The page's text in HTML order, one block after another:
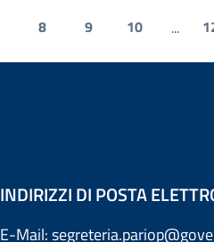
8 9 10 ...
INDIRIZZI DI POSTA
E-Mail: